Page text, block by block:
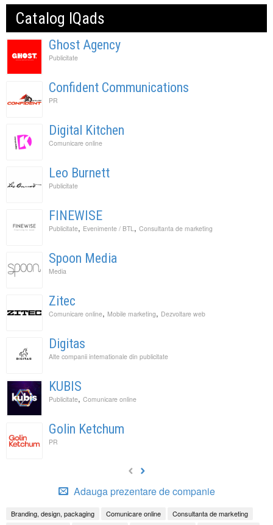
Catalog IQads
Ghost Agency
Publicitate
Confident Communications
PR
Digital Kitchen
Comunicare online
Leo Burnett
Publicitate
FINEWISE
Publicitate, Evenimente / BTL, Consultanta de marketing
Spoon Media
Media
Zitec
Comunicare online, Mobile marketing, Dezvoltare web
Digitas
Alte companii internationale din publicitate
KUBIS
Publicitate, Comunicare online
Golin Ketchum
PR
Adauga prezentare de companie
Branding, design, packaging Comunicare online
Consultanta de marketing